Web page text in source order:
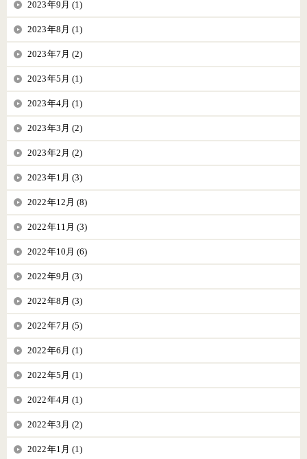
2023年9月 (1)
2023年8月 (1)
2023年7月 (2)
2023年5月 (1)
2023年4月 (1)
2023年3月 (2)
2023年2月 (2)
2023年1月 (3)
2022年12月 (8)
2022年11月 (3)
2022年10月 (6)
2022年9月 (3)
2022年8月 (3)
2022年7月 (5)
2022年6月 (1)
2022年5月 (1)
2022年4月 (1)
2022年3月 (2)
2022年1月 (1)